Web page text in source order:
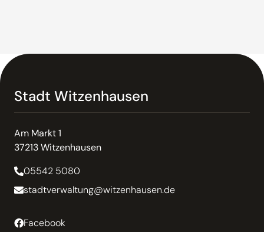
Stadt Witzenhausen
Am Markt 1
37213 Witzenhausen
05542 5080
stadtverwaltung@witzenhausen.de
Facebook